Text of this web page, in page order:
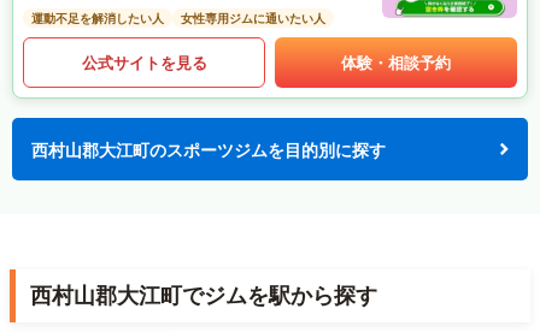
運動不足を解消したい人
女性専用ジムに通いたい人
公式サイトを見る 体験・相談予約
西村山郡大江町のスポーツジムを目的別に探す
西村山郡大江町でジムを駅から探す